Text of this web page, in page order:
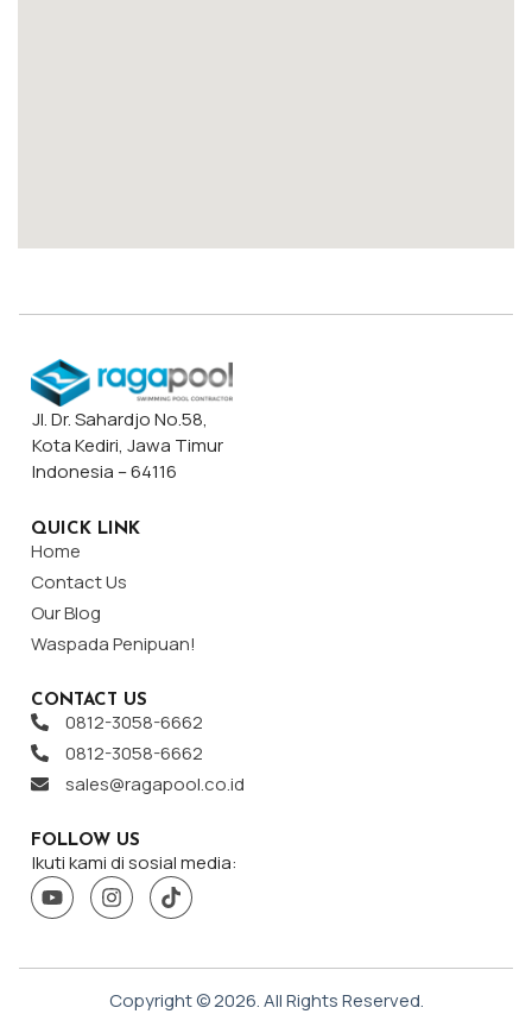
Jl. Dr. Sahardjo No.58,
Kota Kediri, Jawa Timur
Indonesia – 64116
QUICK LINK
Home
Contact Us
Our Blog
Waspada Penipuan!
CONTACT US
0812-3058-6662
0812-3058-6662
sales@ragapool.co.id
FOLLOW US
Ikuti kami di sosial media:
Copyright ©2026. All Rights Reserved.